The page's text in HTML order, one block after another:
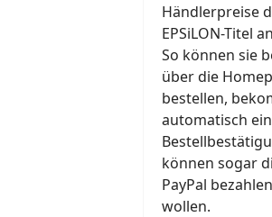
Händlerpreise
EPSiLON-Titel
So können sie
über die
bestellen,
automatisch
können sogar
PayPal
wollen.